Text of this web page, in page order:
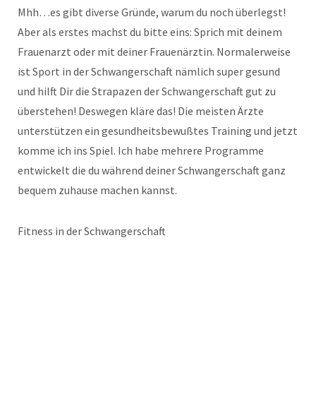
Mhh…es gibt diverse Gründe, warum du noch überlegst!
Aber als erstes machst du bitte eins: Sprich mit deinem
Frauenarzt oder mit deiner Frauenärztin. Normalerweise
ist Sport in der Schwangerschaft nämlich super gesund
und hilft Dir die Strapazen der Schwangerschaft gut zu
überstehen! Deswegen kläre das! Die meisten Ärzte
unterstützen ein gesundheitsbewußtes Training und jetzt
komme ich ins Spiel. Ich habe mehrere Programme
entwickelt die du während deiner Schwangerschaft ganz
bequem zuhause machen kannst.
Fitness in der Schwangerschaft